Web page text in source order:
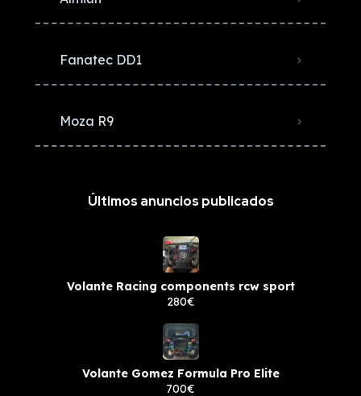
Fanatec DD1
Moza R9
Últimos anuncios publicados
Volante Racing components rcw sport
280€
Volante Gomez Formula Pro Elite
700€